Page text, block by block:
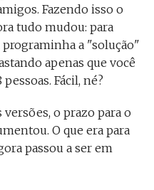
Fazendo isso o
tudo mudou: para
a "solução"
apenas que você
Fácil, né?
o prazo para o
O que era para
passou a ser em